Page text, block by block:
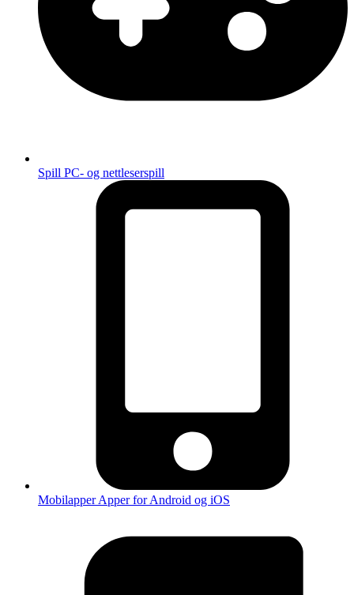
Spill PC- og nettleserspill
MobilapperApper for Android og iOS